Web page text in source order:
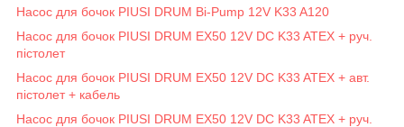
Насос для бочок PIUSI DRUM Bi-Pump 12V K33 A120
Насос для бочок PIUSI DRUM EX50 12V DC K33 ATEX + руч.
пістолет
Насос для бочок PIUSI DRUM EX50 12V DC K33 ATEX + авт.
пістолет + кабель
Насос для бочок PIUSI DRUM EX50 12V DC K33 ATEX + руч.